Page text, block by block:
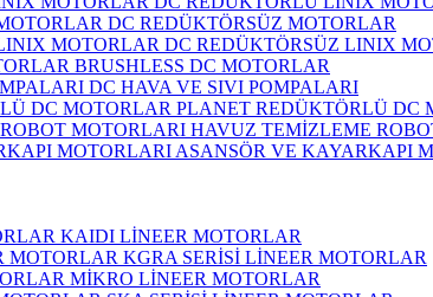
DC REDÜKTÖRSÜZ MOTORLAR
DC REDÜKTÖRSÜZ LINIX
BRUSHLESS DC MOTORLAR
DC HAVA VE SIVI POMPALARI
PLANET REDÜKTÖRLÜ DC
HAVUZ TEMİZLEME
ASANSÖR VE KAYARKAPI
KAIDI LİNEER MOTORLAR
KGRA SERİSİ LİNEER MOTORLAR
MİKRO LİNEER MOTORLAR